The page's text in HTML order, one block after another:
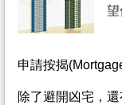
望
申請按揭
除了避開凶宅，